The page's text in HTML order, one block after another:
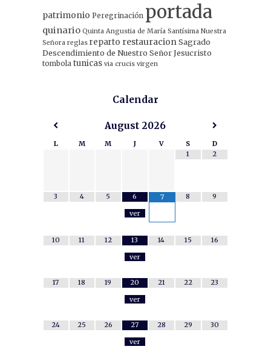
patrimonio Peregrinación portada
quinario Quinta Angustia de María Santísima Nuestra
Señora reglas reparto restauracion Sagrado
Descendimiento de Nuestro Señor Jesucristo
tombola tunicas via crucis virgen
Calendar
August 2026
L M M J V S
D
1
2
3 4 5
6
ver
7 8 9
10 11 12
13
ver
14 15 16
17 18 19
20
ver
21 22 23
24 25 26
27
ver
28 29 30